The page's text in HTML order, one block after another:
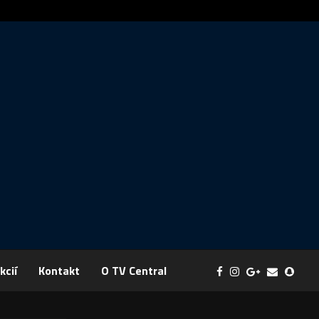
Kontakt O TV Central